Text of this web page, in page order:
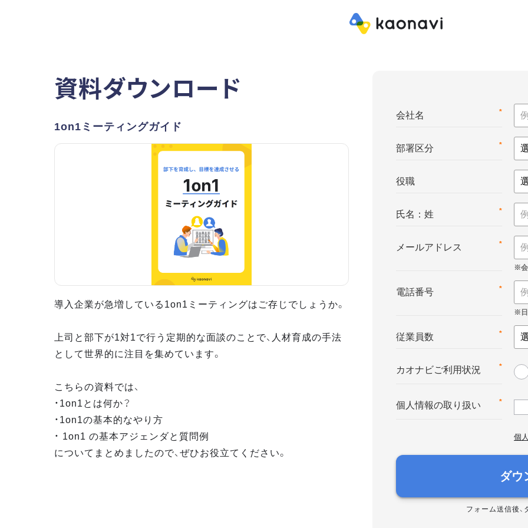
資料ダウンロード
1on1ミーティングガイド
導入企業が急増している1on1ミーティングはご存じでしょうか。
上司と部下が1対1で行う定期的な面談のことで、人材育成の手法
として世界的に注目を集めています。
こちらの資料では、
・1on1とは何か？
・1on1の基本的なやり方
・ 1on1 の基本アジェンダと質問例
についてまとめましたので、ぜひお役立てください。
*
会社名
*
部署区分
役職
*
氏名：姓
*
メールアドレス
*
電話番号
*
従業員数
*
カオナビご利用状況
*
個人情報の取り扱い
個
ダウ
フォーム送信後